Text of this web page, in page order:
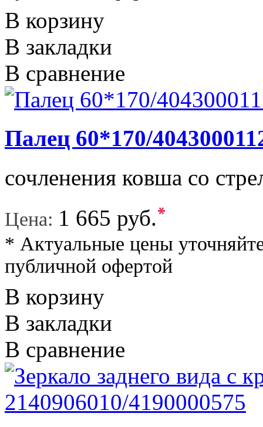
В корзину
В закладки
В сравнение
Палец 60*170/
сочленения ковша со
Цена: 1 665 руб.*
* Актуальные цены
публичной офертой
В корзину
В закладки
В сравнение